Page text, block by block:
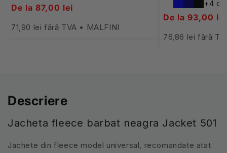
De la 87,00 lei
71,90 lei fără TVA • MALFINI
+4
De la 93,00 lei
76,86 lei fără
Descriere
Jacheta fleece barbat neagra Jacket 501
Jachete din fleece model universal, recomandate atat